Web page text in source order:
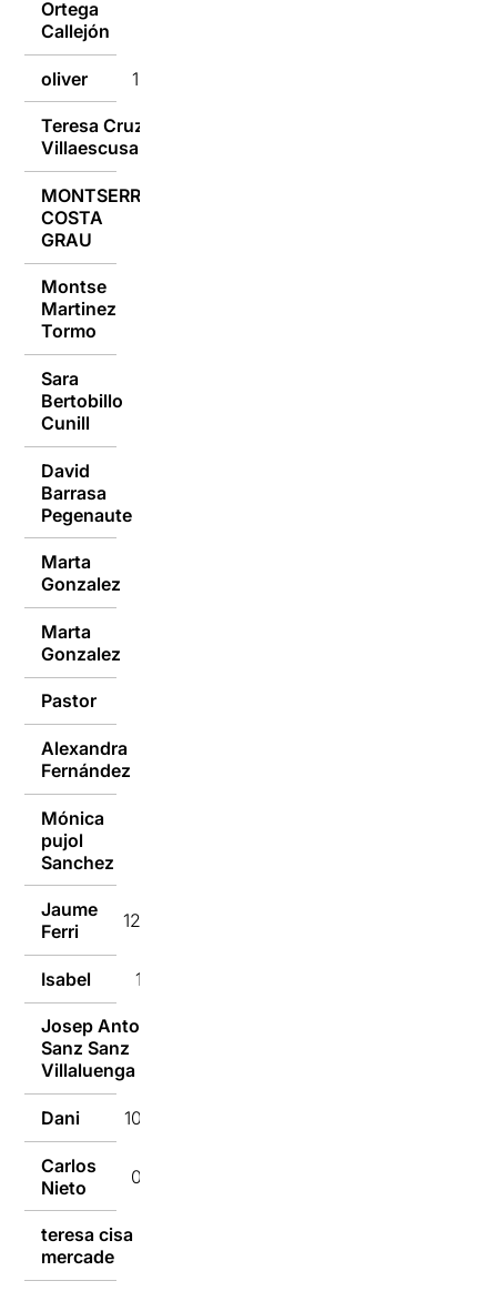
Ortega
Callejón
oliver 15/09/2014
Teresa Cruz
Villaescusa
MONTSERRAT
COSTA
GRAU
Montse
Martinez
Tormo
Sara
Bertobillo
Cunill
David
Barrasa
Pegenaute
Marta
Gonzalez
Marta
Gonzalez
Pastor
Alexandra
Fernández
Mónica
pujol
Sanchez
Jaume
Ferri
12/09/2014
Isabel 11/09/2014
Josep Anton
Sanz Sanz
Villaluenga
Dani 10/09/2014
Carlos
Nieto
09/09/2014
teresa cisa
mercade